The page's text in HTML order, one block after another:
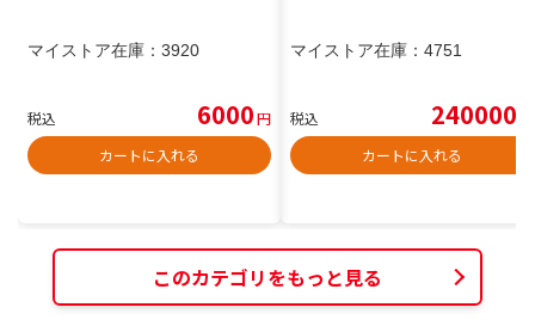
マイストア在庫： 3920
税込 6000円
カートに入れる
マイストア在庫： 4751
税込 240000
カートに入れる
このカテゴリをもっと見る